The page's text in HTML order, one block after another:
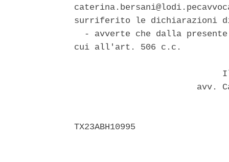
surriferito le dichiarazioni
- avverte che dalla
cui all'art. 506 c.c.
avv.